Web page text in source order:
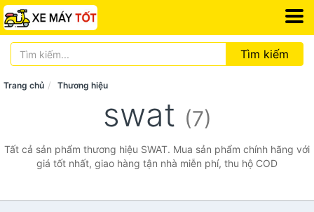
Tìm kiếm
Trang chủ Thương hiệu
swat (7)
Tất cả sản phẩm thương hiệu SWAT. Mua sản phẩm chính hãng với
giá tốt nhất, giao hàng tận nhà miễn phí, thu hộ COD